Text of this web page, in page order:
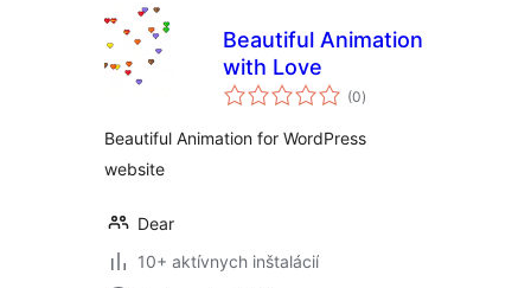
Beautiful Animation
with Love
(0celkové
hodnotenie
)
Beautiful Animation for WordPress
website
Dear
10+ aktívnych inštalácií